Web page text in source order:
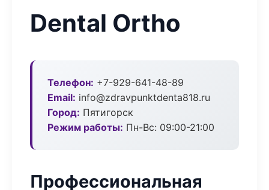
Dental Ortho
Телефон: +7-929-641-48-89
Email: info@zdravpunktdenta818.ru
Город: Пятигорск
Режим работы: Пн-Вс: 09:00-21:00
Профессиональная